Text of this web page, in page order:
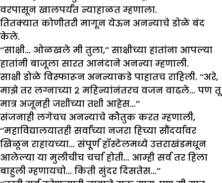
वरपासून खालपर्यंत न्याहाळत म्हणाला.
तितक्यात कोणीतरी मागून येऊन अनन्याचे डोळे बंद
केले.
‘‘साक्षी… ओळखले मी तुला,’’ साक्षीच्या हातांना आपल्या
हातांनी बाजूला सारत आनंदाने अनन्या म्हणाली.
साक्षी डोळे विस्फारून अनन्याकडे पाहातच राहिली. ‘‘अरे,
माझे तर लग्नाच्या २ महिन्यांनंतरच वजन वाढले… पण तू
मात्र अजूनही जशीच्या तशी आहेस…’’
संजनाही लगेचच अनन्याचे कौतुक करत म्हणाली,
‘‘महाविद्यालयातही सर्वांच्या नजरा हिच्या सौंदर्यावर
खिळून राहायच्या… संपूर्ण हॉस्टेलमध्ये उत्तराखंडमधून
आलेल्या या मुलीचीच चर्चा होती… आम्ही सर्व तर हिला
बाहुली म्हणायचो… किती सुंदर दिसतेस…’’